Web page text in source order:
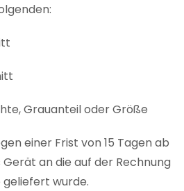
Grauanteil oder Größe
einer Frist von 15 Tagen ab
an die auf der Rechnung
wurde.